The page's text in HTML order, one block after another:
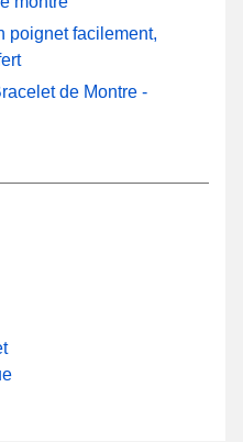
poignet facilement,
de Montre -